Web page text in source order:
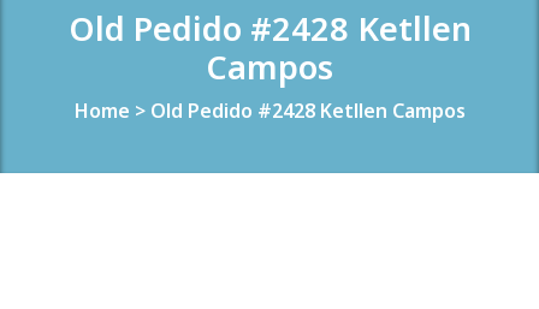
Old Pedido #2428 Ketllen
Campos
Home > Old Pedido #2428 Ketllen Campos